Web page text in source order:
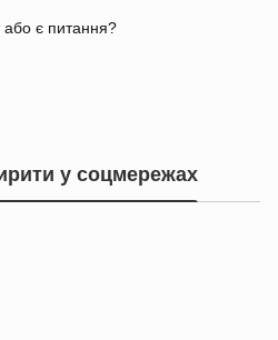
є питання?
у соцмережах